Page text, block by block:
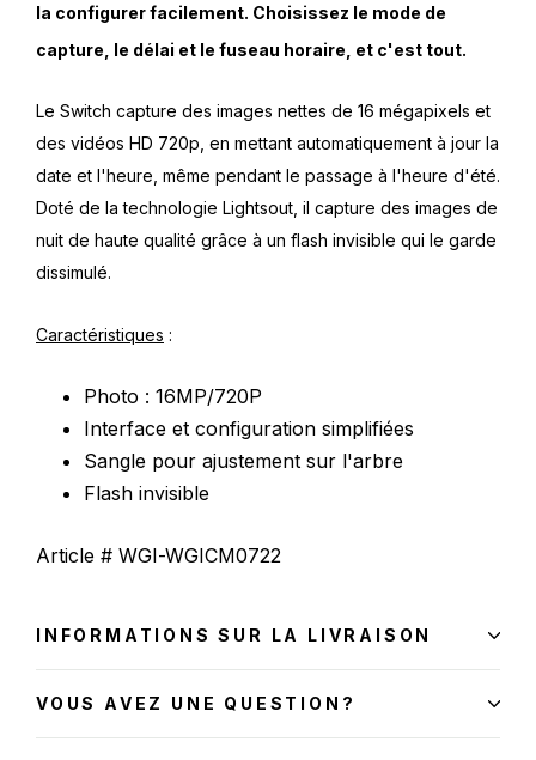
la configurer facilement. Choisissez le mode de
capture, le délai et le fuseau horaire, et c'est tout.
Le Switch capture des images nettes de 16 mégapixels et
des vidéos HD 720p, en mettant automatiquement à jour la
date et l'heure, même pendant le passage à l'heure d'été.
Doté de la technologie Lightsout, il capture des images de
nuit de haute qualité grâce à un flash invisible qui le garde
dissimulé.
Caractéristiques :
Photo : 16MP/720P
Interface et configuration simplifiées
Sangle pour ajustement sur l'arbre
Flash invisible
Article # WGI-WGICM0722
INFORMATIONS SUR LA LIVRAISON
VOUS AVEZ UNE QUESTION?